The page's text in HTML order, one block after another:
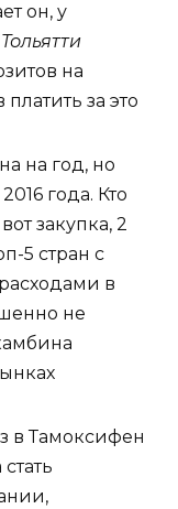
он, у
на
за это
на год, но
года. Кто
закупка, 2
5 стран с
в
не
в Тамоксифен